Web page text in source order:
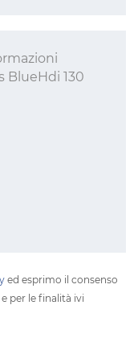
ed esprimo il consenso
per le finalità ivi